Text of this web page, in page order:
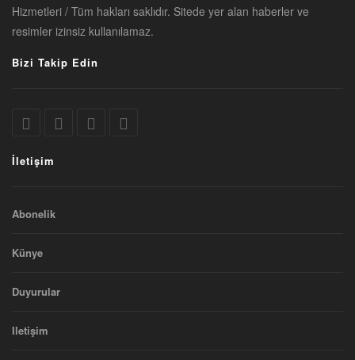
Hizmetleri / Tüm hakları saklıdır. Sitede yer alan haberler ve
resimler izinsiz kullanılamaz.
Bizi Takip Edin
İletişim
Abonelik
Künye
Duyurular
Iletişim